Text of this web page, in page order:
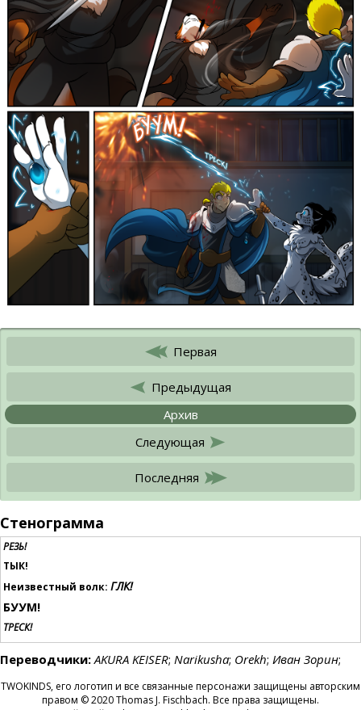
Первая
Предыдущая
Архив
Следующая
Последняя
Стенограмма
РЕЗЬ!
ТЫК!
Неизвестный волк: ГЛК!
БУУМ!
ТРЕСК!
Переводчики: AKURA KEISER; Narikusha; Orekh; Иван Зорин;
TWOKINDS, его логотип и все связанные персонажи защищены авторским
правом © 2020 Thomas J. Fischbach. Все права защищены.